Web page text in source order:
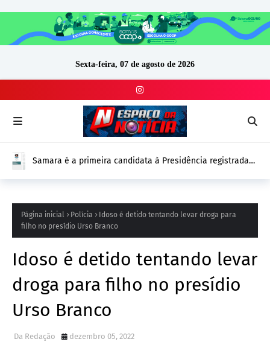
Sexta-feira, 07 de agosto de 2026
Samara é a primeira candidata à Presidência registrada
Página inicial Polícia
Idoso é detido tentando levar droga para
filho no presídio Urso Branco
Idoso é detido tentando levar
droga para filho no presídio
Urso Branco
Da Redação dezembro 05, 2022